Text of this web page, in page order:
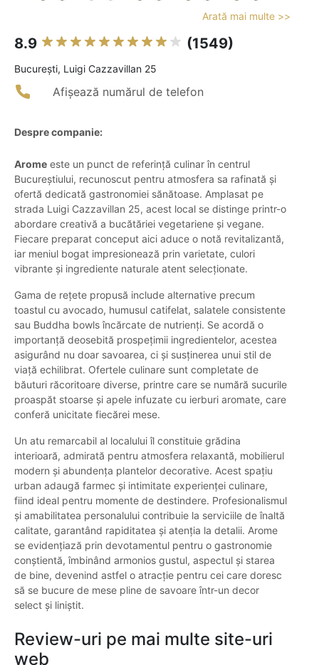
Arată mai multe >>
8.9 (1549)
Bucureşti, Luigi Cazzavillan 25
Afișează numărul de telefon
Despre companie:
Arome este un punct de referință culinar în centrul
Bucureștiului, recunoscut pentru atmosfera sa rafinată și
ofertă dedicată gastronomiei sănătoase. Amplasat pe
strada Luigi Cazzavillan 25, acest local se distinge printr-o
abordare creativă a bucătăriei vegetariene și vegane.
Fiecare preparat conceput aici aduce o notă revitalizantă,
iar meniul bogat impresionează prin varietate, culori
vibrante și ingrediente naturale atent selecționate.
Gama de rețete propusă include alternative precum
toastul cu avocado, humusul catifelat, salatele consistente
sau Buddha bowls încărcate de nutrienți. Se acordă o
importanță deosebită prospețimii ingredientelor, acestea
asigurând nu doar savoarea, ci și susținerea unui stil de
viață echilibrat. Ofertele culinare sunt completate de
băuturi răcoritoare diverse, printre care se numără sucurile
proaspăt stoarse și apele infuzate cu ierburi aromate, care
conferă unicitate fiecărei mese.
Un atu remarcabil al localului îl constituie grădina
interioară, admirată pentru atmosfera relaxantă, mobilierul
modern și abundența plantelor decorative. Acest spațiu
urban adaugă farmec și intimitate experienței culinare,
fiind ideal pentru momente de destindere. Profesionalismul
și amabilitatea personalului contribuie la serviciile de înaltă
calitate, garantând rapiditatea și atenția la detalii. Arome
se evidențiază prin devotamentul pentru o gastronomie
conștientă, îmbinând armonios gustul, aspectul și starea
de bine, devenind astfel o atracție pentru cei care doresc
să se bucure de mese pline de savoare într-un decor
select și liniștit.
Review-uri pe mai multe site-uri
web